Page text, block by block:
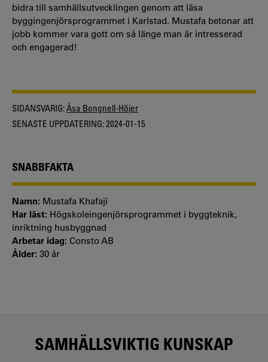
bidra till samhällsutvecklingen genom att läsa
byggingenjörsprogrammet i Karlstad. Mustafa betonar att
jobb kommer vara gott om så länge man är intresserad
och engagerad!
SIDANSVARIG:Åsa Bongnell-Höjer
SENASTE UPPDATERING:2024-01-15
SNABBFAKTA
Namn: Mustafa Khafaji
Har läst: Högskoleingenjörsprogrammet i byggteknik,
inriktning husbyggnad
Arbetar idag: Consto AB
Ålder: 30 år
SAMHÄLLSVIKTIG KUNSKAP